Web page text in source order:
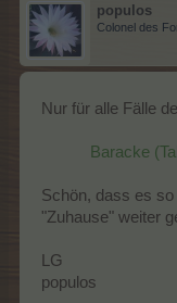
populos
Colonel des
Nur für alle Fälle
Baracke
Schön, dass es
"Zuhause" weiter
LG
populos